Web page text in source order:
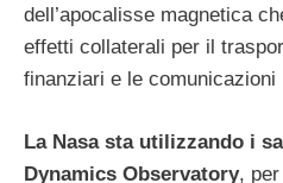
dell’apocalisse magnetica
effetti collaterali per il
finanziari e le comunicazioni
La Nasa sta utilizzando i
Dynamics Observatory,